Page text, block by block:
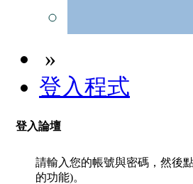
»
登入程式
登入論壇
請輸入您的帳號與密碼，然後
的功能)。